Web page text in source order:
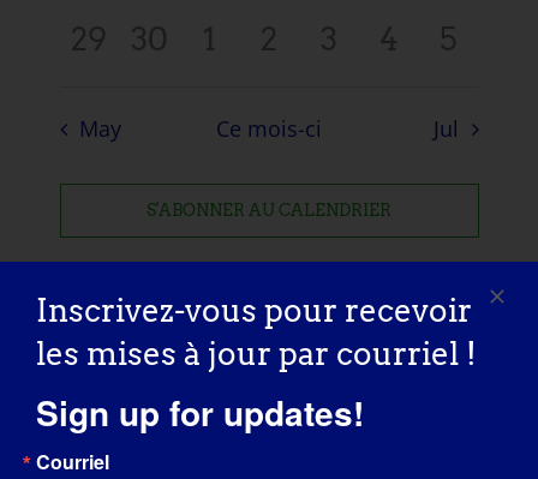
événements,
événements,
événements,
événements,
événements,
0
29
0
30
0
1
0
2
0
3
0
4
0
5
May Ce mois-ci Jul
S'ABONNER AU CALENDRIER
Inscrivez-vous pour recevoir
les mises à jour par courriel !
Sign up for updates!
Courriel